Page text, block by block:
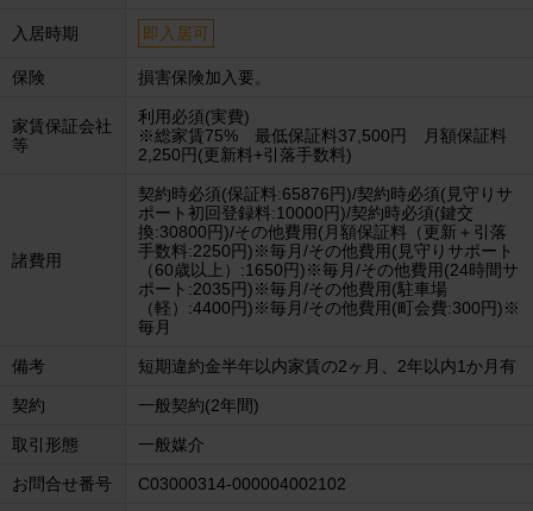
入居時期 即入居可
保険 損害保険加入要。
家賃保証会社
等
利用必須(実費)
※総家賃75% 最低保証料37,500円 月額保証料
2,250円(更新料+引落手数料)
諸費用
契約時必須(保証料:65876円)/契約時必須(見守りサ
ポート初回登録料:10000円)/契約時必須(鍵交
換:30800円)/その他費用(月額保証料（更新＋引落
手数料:2250円)※毎月/その他費用(見守りサポート
（60歳以上）:1650円)※毎月/その他費用(24時間サ
ポート:2035円)※毎月/その他費用(駐車場
（軽）:4400円)※毎月/その他費用(町会費:300円)※
毎月
備考 短期違約金半年以内家賃の2ヶ月、2年以内1か月有
契約 一般契約(2年間)
取引形態 一般媒介
お問合せ番号 C03000314-000004002102